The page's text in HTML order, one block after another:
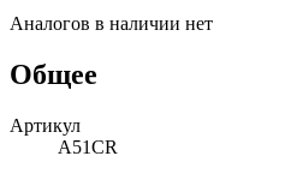
Аналогов в наличии нет
Общее
Артикул
A51CR